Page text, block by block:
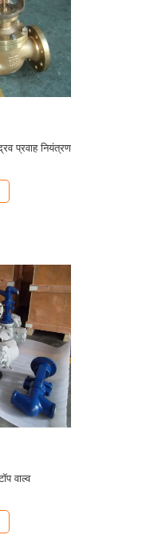
प्रवाह नियंत्रण
वाल्व